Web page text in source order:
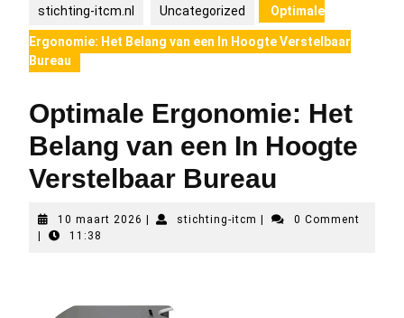
stichting-itcm.nl Uncategorized Optimale
Ergonomie: Het Belang van een In Hoogte Verstelbaar
Bureau
Optimale Ergonomie: Het
Belang van een In Hoogte
Verstelbaar Bureau
10 maart 2026 10
stichting-itcm stichting-0 Comment
11:38